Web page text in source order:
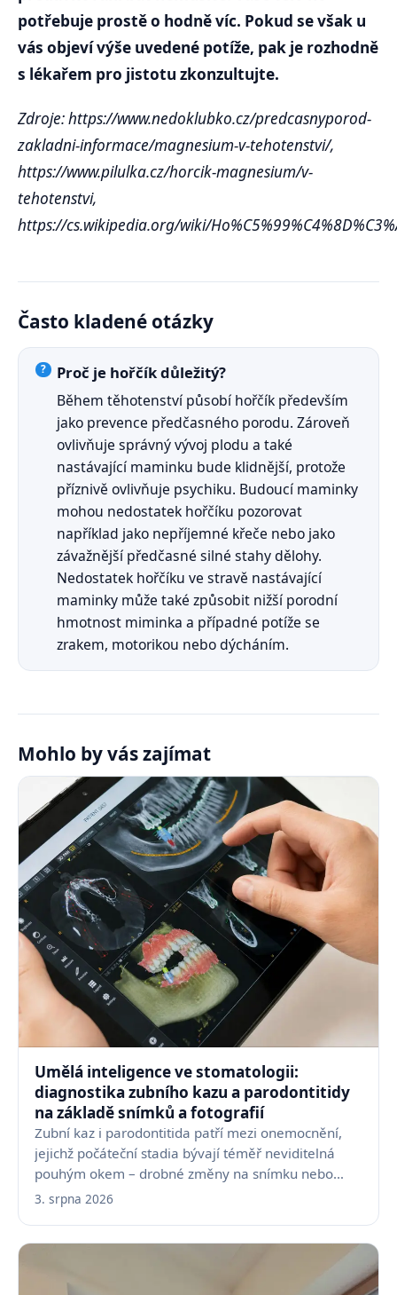
potřebuje prostě o hodně víc. Pokud se však u
vás objeví výše uvedené potíže, pak je rozhodně
s lékařem pro jistotu zkonzultujte.
Zdroje: https://www.nedoklubko.cz/predcasnyporod-
zakladni-informace/magnesium-v-tehotenstvi/,
https://www.pilulka.cz/horcik-magnesium/v-
tehotenstvi,
https://cs.wikipedia.org/wiki/
Často kladené otázky
Proč je hořčík důležitý?
Během těhotenství působí hořčík především
jako prevence předčasného porodu. Zároveň
ovlivňuje správný vývoj plodu a také
nastávající maminku bude klidnější, protože
příznivě ovlivňuje psychiku. Budoucí maminky
mohou nedostatek hořčíku pozorovat
například jako nepříjemné křeče nebo jako
závažnější předčasné silné stahy dělohy.
Nedostatek hořčíku ve stravě nastávající
maminky může také způsobit nižší porodní
hmotnost miminka a případné potíže se
zrakem, motorikou nebo dýcháním.
Mohlo by vás zajímat
Umělá inteligence ve stomatologii:
diagnostika zubního kazu a parodontitidy
na základě snímků a fotografií
Zubní kaz i parodontitida patří mezi onemocnění,
jejichž počáteční stadia bývají téměř neviditelná
pouhým okem – drobné změny na snímku nebo
fotografii…
3. srpna 2026